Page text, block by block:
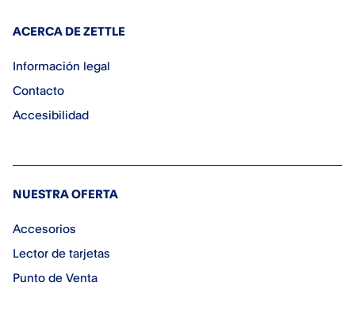
ACERCA DE ZETTLE
Información legal
Contacto
Accesibilidad
NUESTRA OFERTA
Accesorios
Lector de tarjetas
Punto de Venta